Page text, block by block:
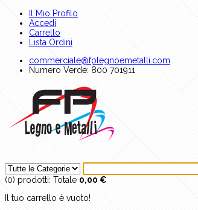
Il Mio Profilo
Accedi
Carrello
Lista Ordini
commerciale@fplegnoemetalli.com
Numero Verde: 800 701911
(0) prodotti: Totale 0,00 €
Il tuo carrello è vuoto!